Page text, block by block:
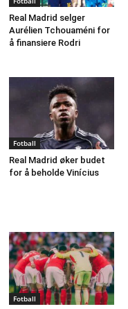
Real Madrid selger
Aurélien Tchouaméni for
å finansiere Rodri
Fotball
Real Madrid øker budet
for å beholde Vinícius
Fotball